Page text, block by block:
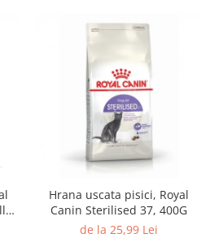
Hrana uscata pisici, Royal
Canin Sterilised 37, 400G
de la 25,99 Lei